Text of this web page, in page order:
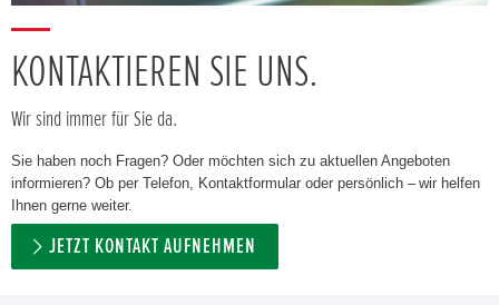
KONTAKTIEREN SIE UNS.
Wir sind immer für Sie da.
Sie haben noch Fragen? Oder möchten sich zu aktuellen Angeboten
informieren? Ob per Telefon, Kontaktformular oder persönlich – wir helfen
Ihnen gerne weiter.
JETZT KONTAKT AUFNEHMEN